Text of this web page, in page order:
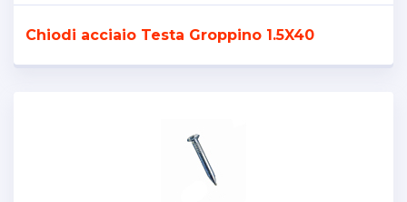
Chiodi acciaio Testa Groppino 1.5X40